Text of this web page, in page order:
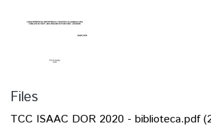
Files
TCC ISAAC DOR 2020 - biblioteca.pdf